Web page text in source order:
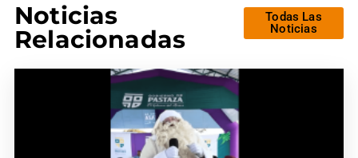
Noticias
Relacionadas
Todas Las
Noticias